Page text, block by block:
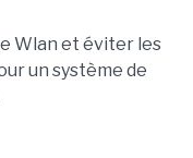
Wlan et éviter les
un système de